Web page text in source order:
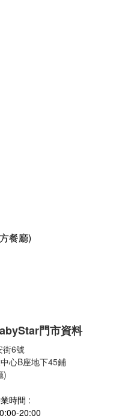
餐廳)
門市資料
街6號
心B座地下45鋪
)
時間 :
20:00